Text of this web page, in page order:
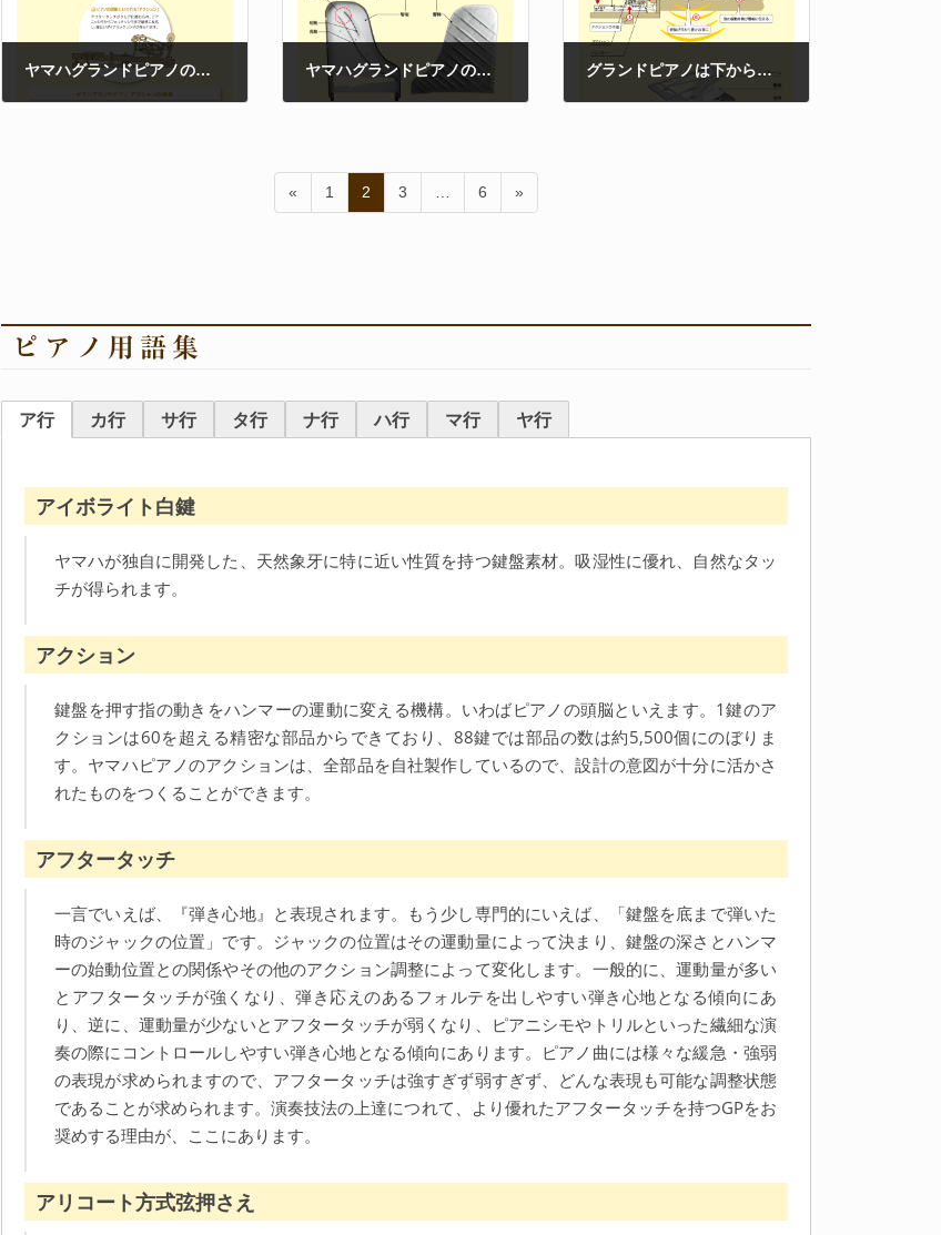
ヤマハグランドピアノのタッチの決め手は精密につくられている「アクション」です
2021年3月3日
ヤマハグランドピアノの心臓部「響板」は、「響棒・駒」とともに豊かな音を生み出します
2021年3月2日
グランドピアノは下からハンマーが弦を叩いて音を出します
2021年3月1日
ジ
り
«
ペ
ー
1
ペ
ー
2
ペ
ー
3
ペ
ー
6 »
ピアノ用語集
ア行 カ行 サ行 タ行 ナ行 ハ行 マ行 ヤ行
アイボライト白鍵
ヤマハが独自に開発した、天然象牙に特に近い性質を持つ鍵盤素材。吸湿性に優れ、自然なタッ
チが得られます。
アクション
鍵盤を押す指の動きをハンマーの運動に変える機構。いわばピアノの頭脳といえます。1鍵のア
クションは60を超える精密な部品からできており、88鍵では部品の数は約5,500個にのぼりま
す。ヤマハピアノのアクションは、全部品を自社製作しているので、設計の意図が十分に活かさ
れたものをつくることができます。
アフタータッチ
一言でいえば、『弾き心地』と表現されます。もう少し専門的にいえば、「鍵盤を底まで弾いた
時のジャックの位置」です。ジャックの位置はその運動量によって決まり、鍵盤の深さとハンマ
ーの始動位置との関係やその他のアクション調整によって変化します。一般的に、運動量が多い
とアフタータッチが強くなり、弾き応えのあるフォルテを出しやすい弾き心地となる傾向にあ
り、逆に、運動量が少ないとアフタータッチが弱くなり、ピアニシモやトリルといった繊細な演
奏の際にコントロールしやすい弾き心地となる傾向にあります。ピアノ曲には様々な緩急・強弱
の表現が求められますので、アフタータッチは強すぎず弱すぎず、どんな表現も可能な調整状態
であることが求められます。演奏技法の上達につれて、より優れたアフタータッチを持つGPをお
奨めする理由が、ここにあります。
アリコート方式弦押さえ